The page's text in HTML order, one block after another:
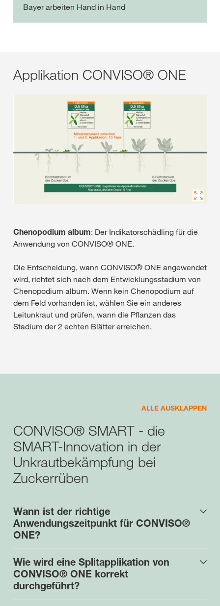
Bayer arbeiten Hand in Hand
Applikation CONVISO® ONE
Chenopodium album: Der Indikatorschädling für die
Anwendung von CONVISO® ONE.
Die Entscheidung, wann CONVISO® ONE angewendet
wird, richtet sich nach dem Entwicklungsstadium von
Chenopodium album. Wenn kein Chenopodium auf
dem Feld vorhanden ist, wählen Sie ein anderes
Leitunkraut und prüfen, wann die Pflanzen das
Stadium der 2 echten Blätter erreichen.
ALLE AUSKLAPPEN
CONVISO® SMART - die
SMART-Innovation in der
Unkrautbekämpfung bei
Zuckerrüben
Wann ist der richtige
Anwendungszeitpunkt für CONVISO®
ONE?
Wie wird eine Splitapplikation von
CONVISO® ONE korrekt
durchgeführt?